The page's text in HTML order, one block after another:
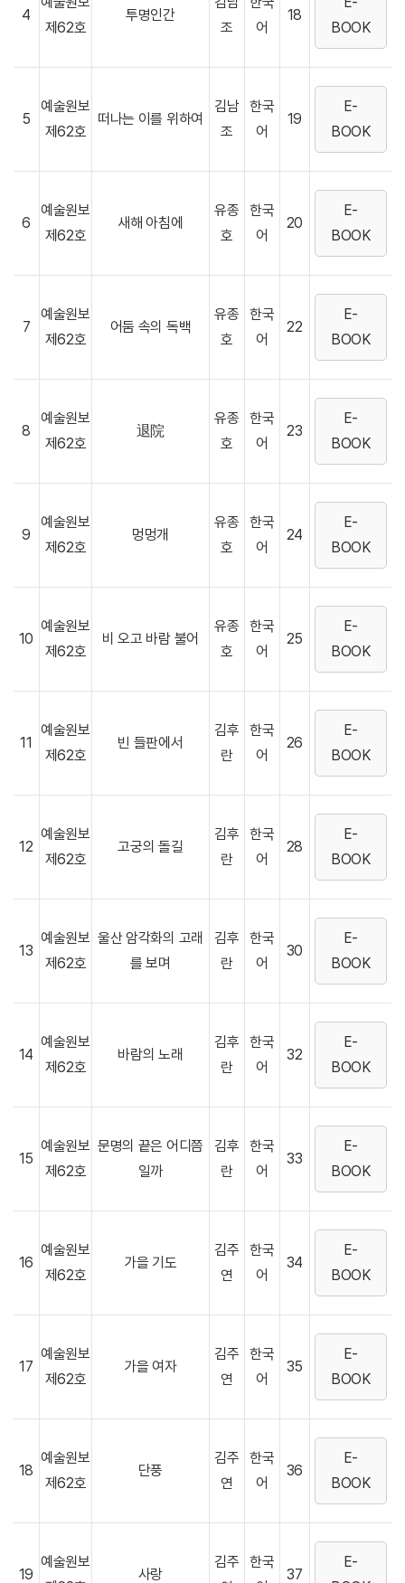
4
제62호
투명인간
조
어
18
BOOK
5
예술원보
제62호
떠나는 이를 위하여
김남
조
한국
어
19
E-
BOOK
6
예술원보
제62호
새해 아침에
유종
호
한국
어
20
E-
BOOK
7
예술원보
제62호
어둠 속의 독백
유종
호
한국
어
22
E-
BOOK
8
예술원보
제62호
退院
유종
호
한국
어
23
E-
BOOK
9
예술원보
제62호
멍멍개
유종
호
한국
어
24
E-
BOOK
10
예술원보
제62호
비 오고 바람 불어
유종
호
한국
어
25
E-
BOOK
11
예술원보
제62호
빈 들판에서
김후
란
한국
어
26
E-
BOOK
12
예술원보
제62호
고궁의 돌길
김후
란
한국
어
28
E-
BOOK
13
예술원보
제62호
울산 암각화의 고래
를 보며
김후
란
한국
어
30
E-
BOOK
14
예술원보
제62호
바람의 노래
김후
란
한국
어
32
E-
BOOK
15
예술원보
제62호
문명의 끝은 어디쯤
일까
김후
란
한국
어
33
E-
BOOK
16
예술원보
제62호
가을 기도
김주
연
한국
어
34
E-
BOOK
17
예술원보
제62호
가을 여자
김주
연
한국
어
35
E-
BOOK
18
예술원보
제62호
단풍
김주
연
한국
어
36
E-
BOOK
19
예술원보
사랑
김주
한국
37
E-